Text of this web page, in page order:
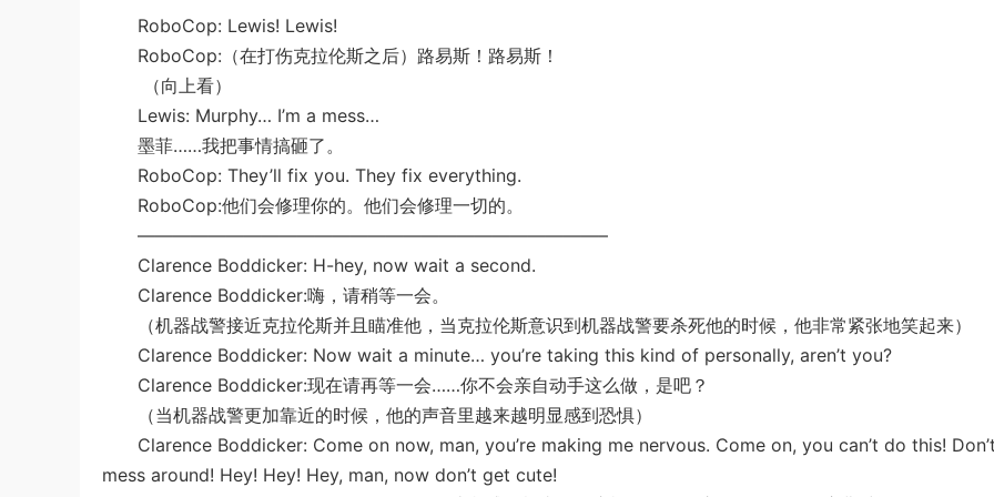
RoboCop: Lewis! Lewis!
RoboCop:（在打伤克拉伦斯之后）路易斯！路易斯！
（向上看）
Lewis: Murphy… I’m a mess…
墨菲……我把事情搞砸了。
RoboCop: They’ll fix you. They fix everything.
RoboCop:他们会修理你的。他们会修理一切的。
——————————————————————————–
Clarence Boddicker: H-hey, now wait a second.
Clarence Boddicker:嗨，请稍等一会。
（机器战警接近克拉伦斯并且瞄准他，当克拉伦斯意识到机器战警要杀死他的时候，他非常紧张地笑起来）
Clarence Boddicker: Now wait a minute… you’re taking this kind of personally, aren’t you?
Clarence Boddicker:现在请再等一会……你不会亲自动手这么做，是吧？
（当机器战警更加靠近的时候，他的声音里越来越明显感到恐惧）
Clarence Boddicker: Come on now, man, you’re making me nervous. Come on, you can’t do this!
mess around! Hey! Hey! Hey, man, now don’t get cute!